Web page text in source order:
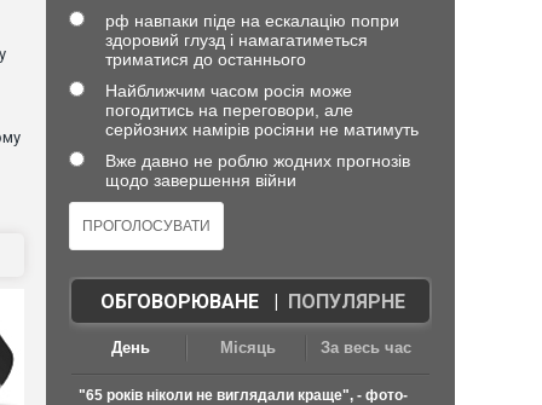
рф навпаки піде на ескалацію попри
здоровий глузд і намагатиметься
триматися до останнього
Найближчим часом росія може
погодитись на переговори, але
серйозних намірів росіяни не матимуть
Вже давно не роблю жодних прогнозів
щодо завершення війни
ОБГОВОРЮВАНЕ| ПОПУЛЯРНЕ
День Місяць За весь час
"65 років ніколи не виглядали краще", - фото-